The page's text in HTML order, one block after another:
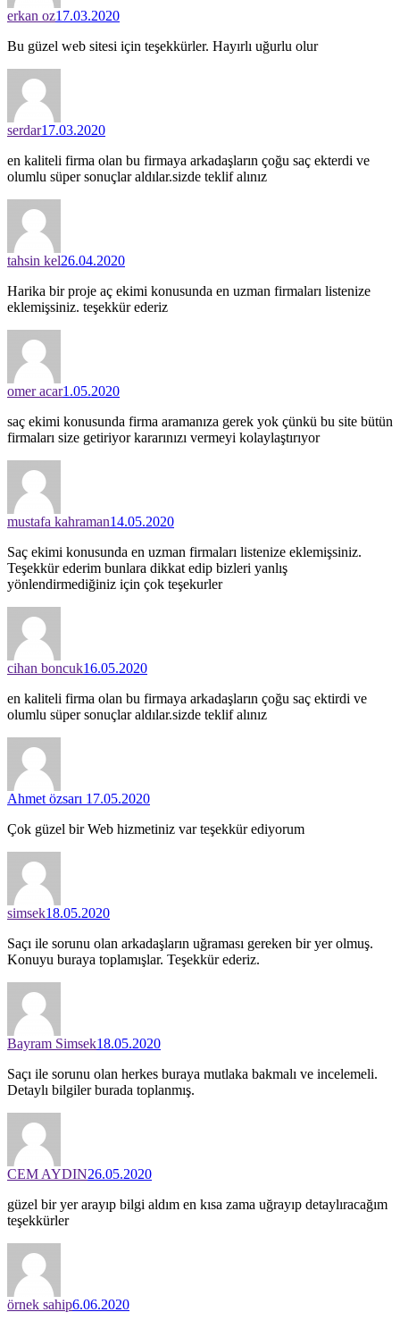
erkan oz17.03.2020
Bu güzel web sitesi için teşekkürler. Hayırlı uğurlu olur
serdar17.03.2020
en kaliteli firma olan bu firmaya arkadaşların çoğu saç ekterdi ve
olumlu süper sonuçlar aldılar.sizde teklif alınız
tahsin kel26.04.2020
Harika bir proje aç ekimi konusunda en uzman firmaları listenize
eklemişsiniz. teşekkür ederiz
omer acar1.05.2020
saç ekimi konusunda firma aramanıza gerek yok çünkü bu site bütün
firmaları size getiriyor kararınızı vermeyi kolaylaştırıyor
mustafa kahraman14.05.2020
Saç ekimi konusunda en uzman firmaları listenize eklemişsiniz.
Teşekkür ederim bunlara dikkat edip bizleri yanlış
yönlendirmediğiniz için çok teşekurler
cihan boncuk16.05.2020
en kaliteli firma olan bu firmaya arkadaşların çoğu saç ektirdi ve
olumlu süper sonuçlar aldılar.sizde teklif alınız
Ahmet özsarı 17.05.2020
Çok güzel bir Web hizmetiniz var teşekkür ediyorum
simsek18.05.2020
Saçı ile sorunu olan arkadaşların uğraması gereken bir yer olmuş.
Konuyu buraya toplamışlar. Teşekkür ederiz.
Bayram Simsek18.05.2020
Saçı ile sorunu olan herkes buraya mutlaka bakmalı ve incelemeli.
Detaylı bilgiler burada toplanmış.
CEM AYDIN26.05.2020
güzel bir yer arayıp bilgi aldım en kısa zama uğrayıp detaylıracağım
teşekkürler
örnek sahip6.06.2020